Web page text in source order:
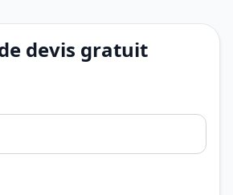
devis gratuit